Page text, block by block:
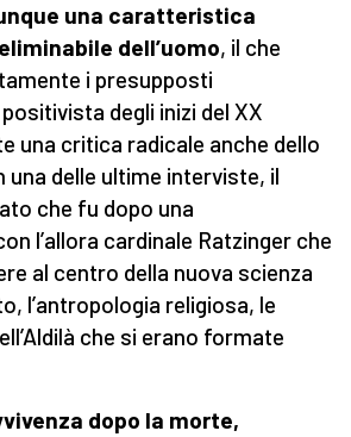
una caratteristica
dell’uomo, il che
i presupposti
degli inizi del XX
una critica radicale anche dello
delle ultime interviste, il
che fu dopo una
l’allora cardinale Ratzinger che
al centro della nuova scienza
l’antropologia religiosa, le
che si erano formate
dopo la morte,